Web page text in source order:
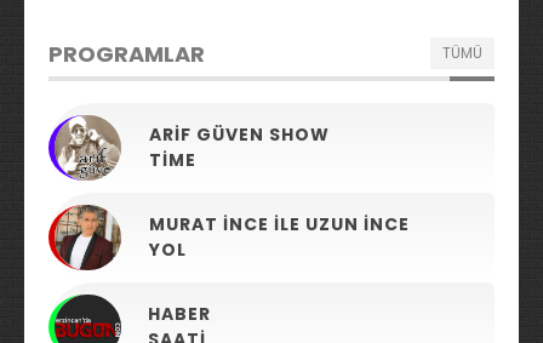
PROGRAMLAR TÜMÜ
ARIF GÜVEN SHOW
TIME
MURAT İNCE ILE UZUN İNCE
YOL
HABER